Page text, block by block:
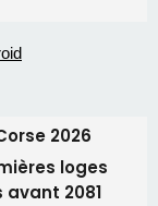
2026
loges
2081